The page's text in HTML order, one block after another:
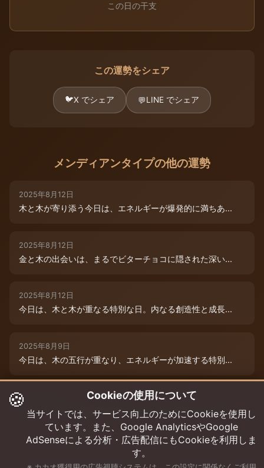
この日の干支
この運勢をシェア
🐦X でシェア 💬LINE でシェア
メンディアンタイプの他の運勢
2025年8月12日
木と木が寄り添う今日は、エネルギーが爆発的に満ちあ...
2025年8月12日
金と木の出会いは、まるでビターチョコに隠された深い...
2025年8月12日
今日は、木と木が重なる特別な日。内なる創造性と成長...
2025年8月9日
今日は、木の五行が重なり、エネルギーが加速する特別...
2025年8月12日
本日は、金と木の微妙な相克エネルギーが流れています...
🍪 Cookieの使用について
当サイトでは、サービス向上のためにCookieを使用し
ています。また、Google AnalyticsやGoogle
AdSenseによる分析・広告配信にもCookieを利用しま
す。